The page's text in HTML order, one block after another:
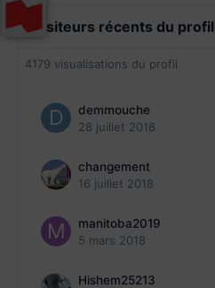
Visiteurs récents du profil
4179 visualisations du profil
demmouche
28 juillet 2018
changement
16 juillet 2018
manitoba2019
5 mars 2018
Hishem25213